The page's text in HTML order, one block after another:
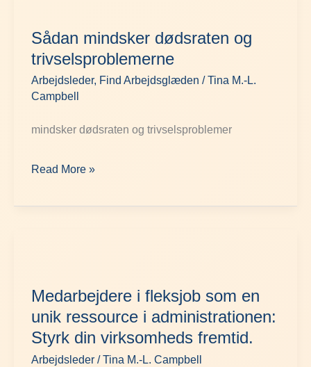
Sådan mindsker dødsraten og
trivselsproblemerne
Arbejdsleder, Find Arbejdsglæden /Tina M.-L.
Campbell
mindsker dødsraten og trivselsproblemer
dødsraten
og
trivselsproblemerne
Read More »
Medarbejdere i fleksjob som en
unik ressource i administrationen:
Styrk din virksomheds fremtid.
Arbejdsleder/Tina M.-L. Campbell
fleksjob
som
en